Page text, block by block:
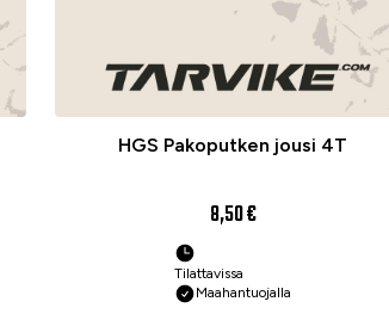
HGS Pakoputken jousi 4T
8,50 €
Tilattavissa
Maahantuojalla